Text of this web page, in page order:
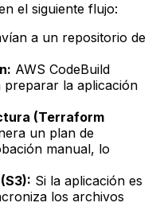
el siguiente flujo:
a un repositorio de
AWS CodeBuild
preparar la aplicación
(Terraform
un plan de
manual, lo
Si la aplicación es
los archivos